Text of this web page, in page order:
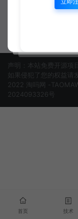
声明：本站免费开源项
如果侵犯了您的权益
2022 淘吗网 -
2024093326号
首页 技术